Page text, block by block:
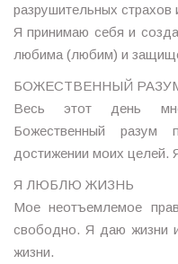
разрушительных страхов
Я принимаю себя и
любима (любим) и
БОЖЕСТВЕННЫЙ
Весь этот день
Божественный разум
достижении моих целей.
Я ЛЮБЛЮ ЖИЗНЬ
Мое неотъемлемое
свободно. Я даю жизни
жизни.